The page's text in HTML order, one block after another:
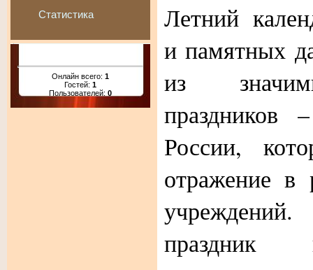
Статистика
Онлайн всего: 1
Гостей: 1
Пользователей: 0
Летний
и памятных
из
России,
отражение в
праздник